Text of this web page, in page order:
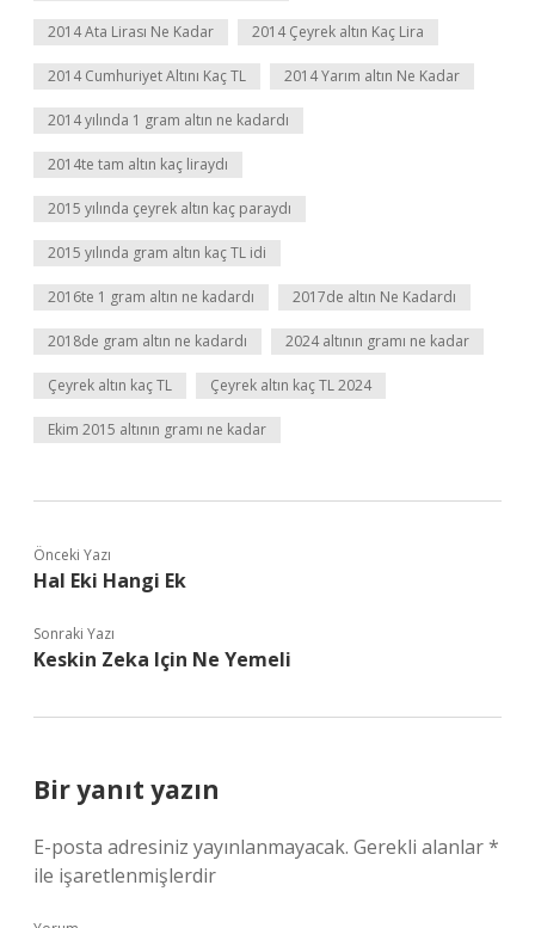
2014 Ata Lirası Ne Kadar 2014 Çeyrek altın Kaç Lira
2014 Cumhuriyet Altını Kaç TL 2014 Yarım altın Ne Kadar
2014 yılında 1 gram altın ne kadardı
2014te tam altın kaç liraydı
2015 yılında çeyrek altın kaç paraydı
2015 yılında gram altın kaç TL idi
2016te 1 gram altın ne kadardı 2017de altın Ne Kadardı
2018de gram altın ne kadardı 2024 altının gramı ne kadar
Çeyrek altın kaç TL Çeyrek altın kaç TL 2024
Ekim 2015 altının gramı ne kadar
Önceki Yazı
Hal Eki Hangi Ek
Sonraki Yazı
Keskin Zeka Için Ne Yemeli
Bir yanıt yazın
E-posta adresiniz yayınlanmayacak. Gerekli alanlar*
ile işaretlenmişlerdir